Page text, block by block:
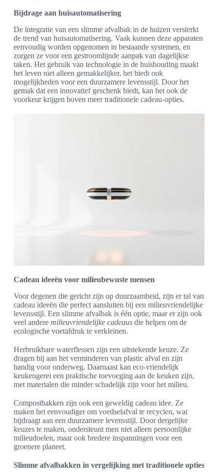
Bijdrage aan huisautomatisering
De integratie van een slimme afvalbak in de huizen versterkt
de trend van huisautomatisering. Vaak kunnen deze apparaten
eenvoudig worden opgenomen in bestaande systemen, en
zorgen ze voor een gestroomlijnde aanpak van dagelijkse
taken. Het gebruik van technologie in de huishouding maakt
het leven niet alleen gemakkelijker, het biedt ook
mogelijkheden voor een duurzamere levensstijl. Door het
gemak dat een innovatief geschenk biedt, kan het ook de
voorkeur krijgen boven meer traditionele cadeau-opties.
Cadeau ideeën voor milieubewuste mensen
Voor degenen die gericht zijn op duurzaamheid, zijn er tal van
cadeau ideeën die perfect aansluiten bij een milieuvriendelijke
levensstijl. Een slimme afvalbak is één optie, maar er zijn ook
veel andere milieuvriendelijke cadeaus die helpen om de
ecologische voetafdruk te verkleinen.
Herbruikbare waterflessen zijn een uitstekende keuze. Ze
dragen bij aan het verminderen van plastic afval en zijn
handig voor onderweg. Daarnaast kan eco-vriendelijk
keukengerei een praktische toevoeging aan de keuken zijn,
met materialen die minder schadelijk zijn voor het milieu.
Compostbakken zijn ook een geweldig cadeau idee. Ze
maken het eenvoudiger om voedselafval te recyclen, wat
bijdraagt aan een duurzamere levensstijl. Door dergelijke
keuzes te maken, ondersteunt men niet alleen persoonlijke
milieudoelen, maar ook bredere inspanningen voor een
groenere planeet.
Slimme afvalbakken in vergelijking met traditionele opties